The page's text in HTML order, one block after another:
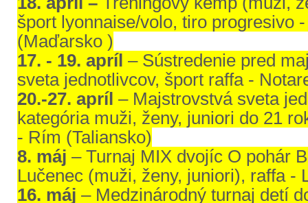
šport lyonnaise/volo, tiro progresivo
(Maďarsko )
17. - 19. apríl – Sústredenie pred
sveta jednotlivcov, šport raffa -
20.-27. apríl – Majstrovstvá sveta
kategória muži, ženy, juniori do 21
- Rím (Taliansko)
8. máj – Turnaj MIX dvojíc O pohár
Lučenec (muži, ženy, juniori), raffa -
16. máj – Medzinárodný turnaj detí